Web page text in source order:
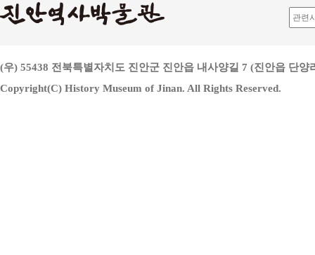
(우) 55438 전북특별자치도 진안군 진안읍 내사양길 7 (진안읍 단
Copyright(C) History Museum of Jinan. All Rights Reserved.